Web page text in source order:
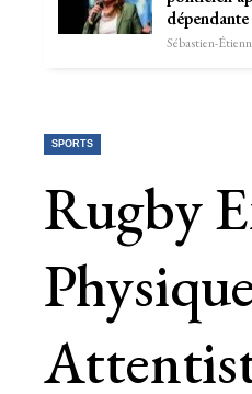
SPORTS
Rugby